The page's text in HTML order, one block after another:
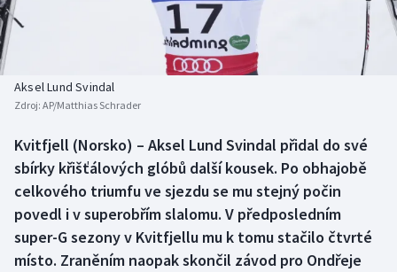
Biatlon
Box
Curling
Dostihy
Aplikace ČT sport
Aksel Lund Svindal
Zdroj: AP/Matthias Schrader
Kvitfjell (Norsko) – Aksel Lund Svindal přidal do své
sbírky křišťálových glóbů další kousek. Po obhajobě
celkového triumfu ve sjezdu se mu stejný počin
povedl i v superobřím slalomu. V předposledním
super-G sezony v Kvitfjellu mu k tomu stačilo čtvrté
místo. Zraněním naopak skončil závod pro Ondřeje